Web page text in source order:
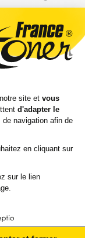
imprimante
sont ceux
d'aller
magasin,
chez
sur la
votre
nous
sur le
Ils sont